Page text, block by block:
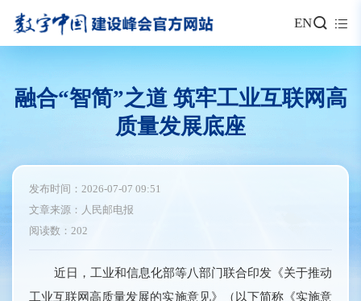
EN
融合“智简”之道 筑牢工业互联网高
质量发展底座
发布时间：2026-07-07 09:51
文章来源：人民邮电报
阅读数：202
近日，工业和信息化部等八部门联合印发《关于推动
工业互联网高质量发展的实施意见》（以下简称《实施意